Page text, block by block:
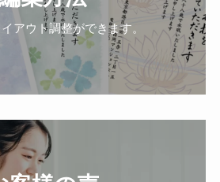
アウト調整ができます。